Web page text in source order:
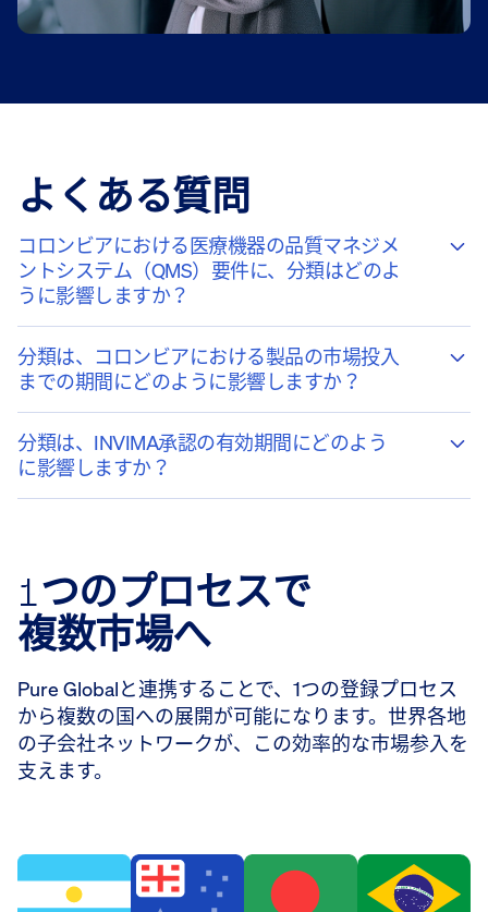
よくある質問
コロンビアにおける医療機器の品質マネジメ
ントシステム（QMS）要件に、分類はどのよ
うに影響しますか？
分類は、コロンビアにおける製品の市場投入
までの期間にどのように影響しますか？
分類は、INVIMA承認の有効期間にどのよう
に影響しますか？
1つのプロセスで
複数市場へ
Pure Globalと連携することで、1つの登録プロセス
から複数の国への展開が可能になります。世界各地
の子会社ネットワークが、この効率的な市場参入を
支えます。